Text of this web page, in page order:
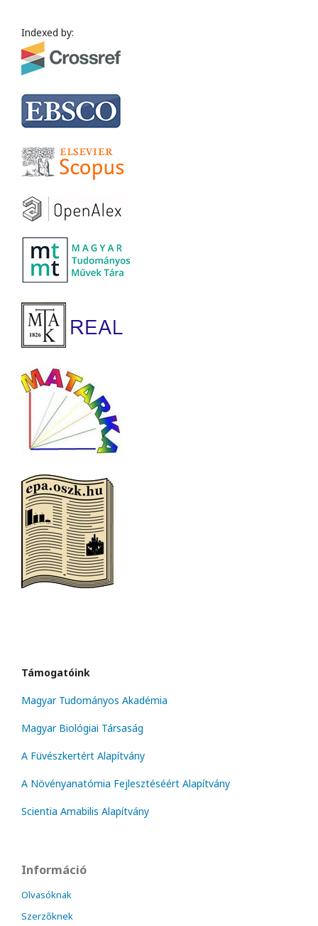
Indexed by:
Támogatóink
Magyar Tudományos Akadémia
Magyar Biológiai Társaság
A Füvészkertért Alapítvány
A Növényanatómia Fejlesztéséért Alapítvány
Scientia Amabilis Alapítvány
Információ
Olvasóknak
Szerzőknek